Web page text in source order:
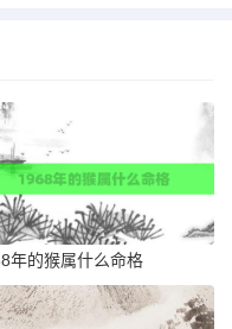
年的猴属什么命格